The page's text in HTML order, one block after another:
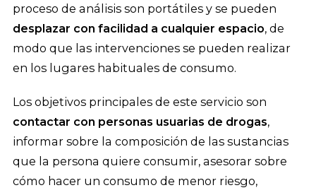
proceso de análisis son portátiles y se pueden
desplazar con facilidad a cualquier espacio, de
modo que las intervenciones se pueden realizar
en los lugares habituales de consumo.
Los objetivos principales de este servicio son
contactar con personas usuarias de drogas,
informar sobre la composición de las sustancias
que la persona quiere consumir, asesorar sobre
cómo hacer un consumo de menor riesgo,